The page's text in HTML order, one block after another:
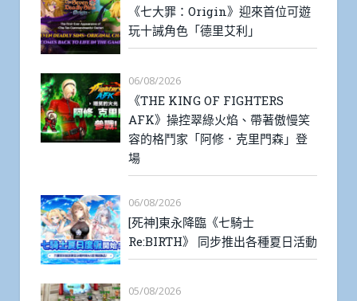
《七大罪：Origin》迎來首位可遊
玩十誡角色「德里艾利」
06/08/2026
《THE KING OF FIGHTERS
AFK》操控翠綠火焰、帶著傲慢笑
容的格鬥家「阿修．克里門森」登
場
06/08/2026
[死神]東永降臨《七騎士
Re:BIRTH》 同步推出各種夏日活動
05/08/2026